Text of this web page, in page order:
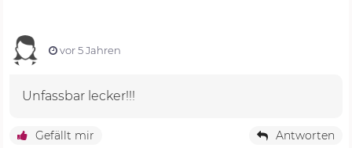
vor 5 Jahren
Unfassbar lecker!!!
Gefällt mir Antworten